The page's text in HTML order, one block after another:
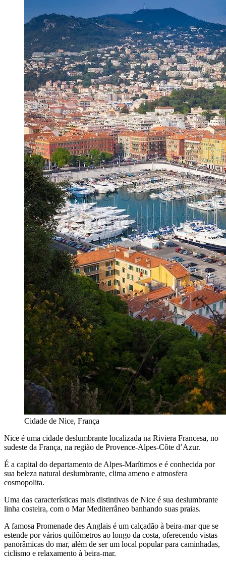
Cidade de Nice, França
Nice é uma cidade deslumbrante localizada na Riviera Francesa, no
sudeste da França, na região de Provence-Alpes-Côte d’Azur.
É a capital do departamento de Alpes-Marítimos e é conhecida por
sua beleza natural deslumbrante, clima ameno e atmosfera
cosmopolita.
Uma das características mais distintivas de Nice é sua deslumbrante
linha costeira, com o Mar Mediterrâneo banhando suas praias.
A famosa Promenade des Anglais é um calçadão à beira-mar que se
estende por vários quilômetros ao longo da costa, oferecendo vistas
panorâmicas do mar, além de ser um local popular para caminhadas,
ciclismo e relaxamento à beira-mar.